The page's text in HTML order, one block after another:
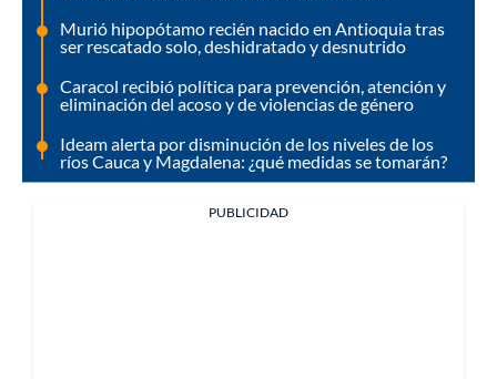
Murió hipopótamo recién nacido en Antioquia tras
ser rescatado solo, deshidratado y desnutrido
Caracol recibió política para prevención, atención y
eliminación del acoso y de violencias de género
Ideam alerta por disminución de los niveles de los
ríos Cauca y Magdalena: ¿qué medidas se tomarán?
PUBLICIDAD